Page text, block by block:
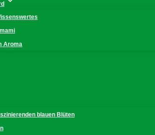
Aroma
blauen Blüten